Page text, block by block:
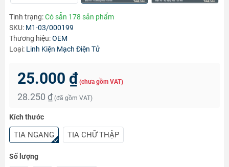
Tình trạng:Có sẵn 178 sản phẩm
SKU: M1-03/000199
Thương hiệu:OEM
Loại: Linh Kiện Mạch Điện Tử
25.000 ₫ (chưa gồm VAT)
28.250 ₫ (đã gồm VAT)
Kích thước
TIA NGANG TIA CHỮ THẬP
Số lượng